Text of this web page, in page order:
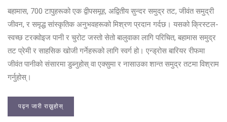
बहामास, 700 टापुहरूको एक द्वीपसमूह, अद्वितीय सुन्दर समुद्र तट, जीवंत समुद्री
जीवन, र समृद्ध सांस्कृतिक अनुभवहरूको मिश्रण प्रदान गर्दछ। यसको क्रिस्टल-
स्वच्छ टरक्वोइज पानी र चुरोट जस्तो सेतो बालुवाका लागि परिचित, बहामास समुद्र
तट प्रेमी र साहसिक खोजी गर्नेहरूको लागि स्वर्ग हो। एन्ड्रोस बारियर रीफमा
जीवंत पानीको संसारमा डुब्नुहोस् वा एक्सुमा र नासाउका शान्त समुद्र तटमा विश्राम
गर्नुहोस्।
पढ्न जारी राख्नुहोस्